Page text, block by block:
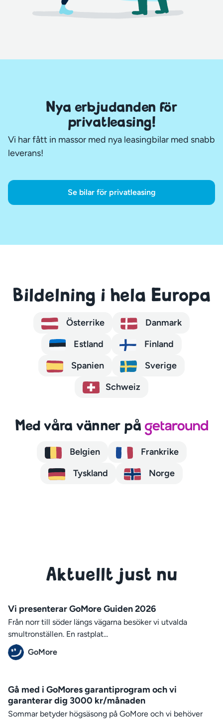
Nya erbjudanden för
privatleasing!
Vi har fått in massor med nya leasingbilar med snabb
leverans!
Se bilar för privatleasing
Bildelning i hela Europa
Österrike
Danmark
Estland
Finland
Spanien
Sverige
Schweiz
Med våra vänner på
Belgien
Frankrike
Tyskland
Norge
Aktuellt just nu
Vi presenterar GoMore Guiden 2026
Från norr till söder längs vägarna besöker vi utvalda
smultronställen. En rastplat...
GoMore
Gå med i GoMores garantiprogram och vi
garanterar dig 3000 kr/månaden
Sommar betyder högsäsong på GoMore och vi behöver